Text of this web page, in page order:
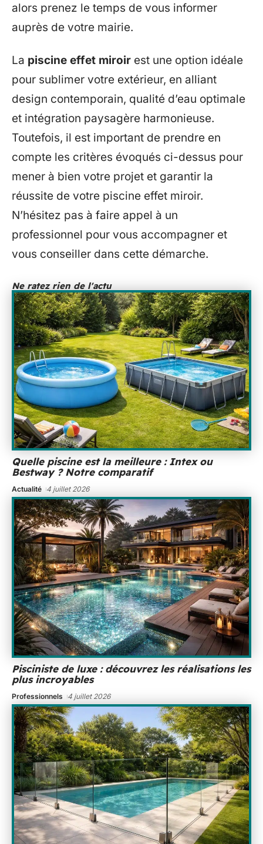
alors prenez le temps de vous informer
auprès de votre mairie.
La piscine effet miroir est une option idéale
pour sublimer votre extérieur, en alliant
design contemporain, qualité d’eau optimale
et intégration paysagère harmonieuse.
Toutefois, il est important de prendre en
compte les critères évoqués ci-dessus pour
mener à bien votre projet et garantir la
réussite de votre piscine effet miroir.
N’hésitez pas à faire appel à un
professionnel pour vous accompagner et
vous conseiller dans cette démarche.
Ne ratez rien de l'actu
Quelle piscine est la meilleure : Intex ou
Bestway ? Notre comparatif
Actualité 4 juillet 2026
Pisciniste de luxe : découvrez les réalisations les
plus incroyables
Professionnels 4 juillet 2026